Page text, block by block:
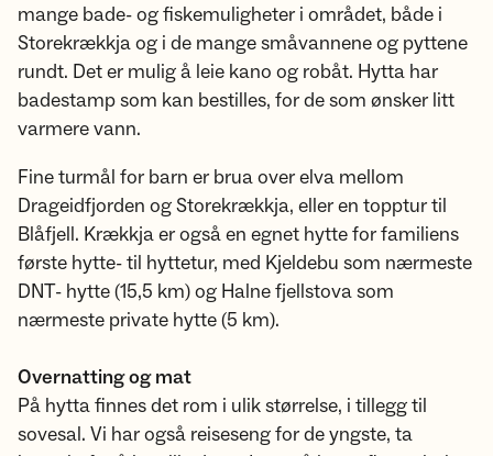
mange bade- og fiskemuligheter i området, både i
Storekrækkja og i de mange småvannene og pyttene
rundt. Det er mulig å leie kano og robåt. Hytta har
badestamp som kan bestilles, for de som ønsker litt
varmere vann.
Fine turmål for barn er brua over elva mellom
Drageidfjorden og Storekrækkja, eller en topptur til
Blåfjell. Krækkja er også en egnet hytte for familiens
første hytte- til hyttetur, med Kjeldebu som nærmeste
DNT- hytte (15,5 km) og Halne fjellstova som
nærmeste private hytte (5 km).
Overnatting og mat
På hytta finnes det rom i ulik størrelse, i tillegg til
sovesal. Vi har også reiseseng for de yngste, ta